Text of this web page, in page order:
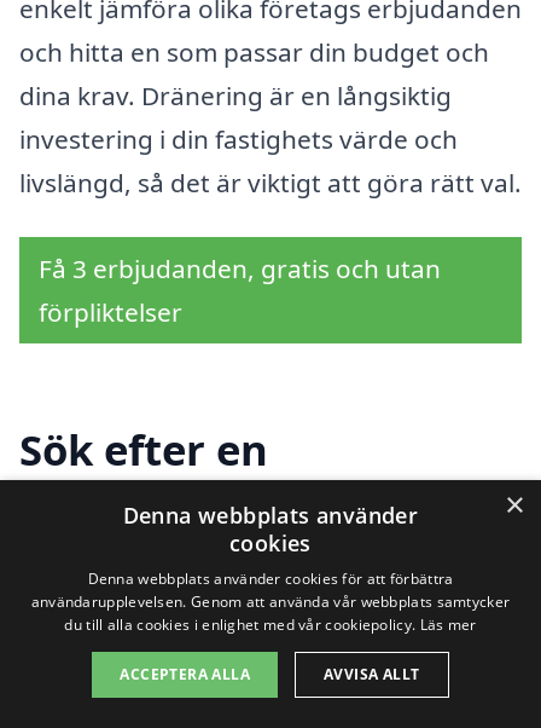
enkelt jämföra olika företags erbjudanden
och hitta en som passar din budget och
dina krav. Dränering är en långsiktig
investering i din fastighets värde och
livslängd, så det är viktigt att göra rätt val.
Få 3 erbjudanden, gratis och utan
förpliktelser
Sök efter en
professionell för
dränering i andra
städer nära Ystad
×
Denna webbplats använder
cookies
Denna webbplats använder cookies för att förbättra
användarupplevelsen. Genom att använda vår webbplats samtycker
du till alla cookies i enlighet med vår cookiepolicy. Läs mer
ACCEPTERA ALLA AVVISA ALLT